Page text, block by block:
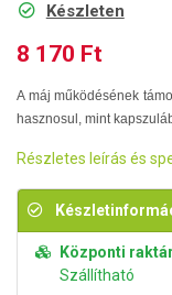
Készleten
8 170 Ft
A máj működésének
hasznosul, mint
Részletes leírás és
Központi raktár
Szállítható